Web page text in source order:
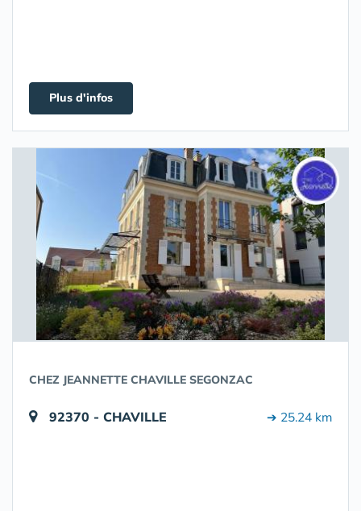
Plus d'infos
CHEZ JEANNETTE CHAVILLE SEGONZAC
92370 - CHAVILLE ➔ 25.24 km